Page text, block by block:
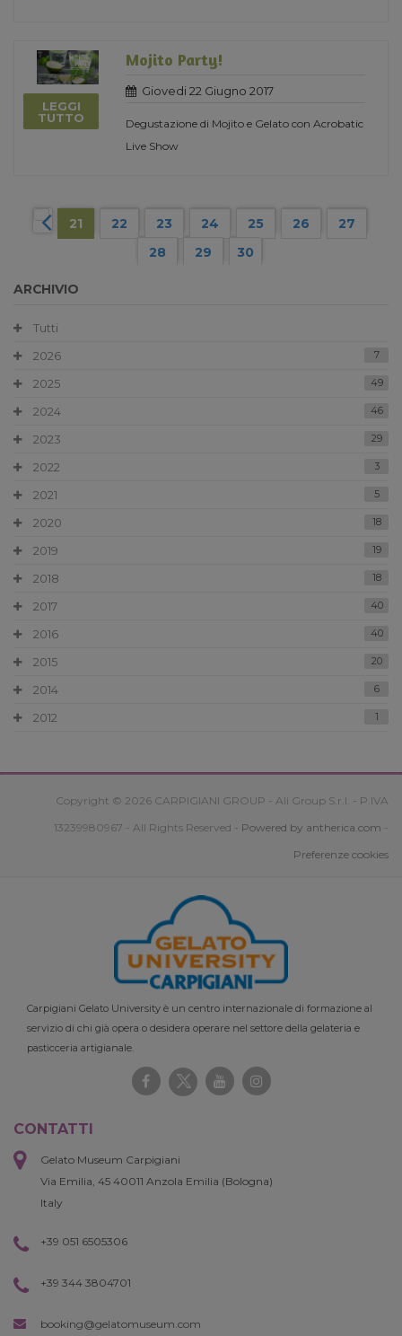
LEGGI
TUTTO
Mojito Party!
Giovedi 22 Giugno 2017
Degustazione di Mojito e Gelato con Acrobatic
Live Show
21 22 23 24 25 26
27
28
29 30
ARCHIVIO
Tutti
2026
7
2025 49
2024 46
2023 29
2022 3
2021 5
2020 18
2019 19
2018 18
2017 40
2016 40
2015 20
2014 6
2012 1
Copyright © 2026 CARPIGIANI GROUP - Ali Group S.r.l. - P.IVA
13239980967 - All Rights Reserved - Powered by antherica.com -
Preferenze cookies
Carpigiani Gelato University è un centro internazionale di formazione al
servizio di chi già opera o desidera operare nel settore della gelateria e
pasticceria artigianale.
CONTATTI
Gelato Museum Carpigiani
Via Emilia, 45 40011 Anzola Emilia (Bologna)
Italy
+39 051 6505306
+39 344 3804701
booking@gelatomuseum.com